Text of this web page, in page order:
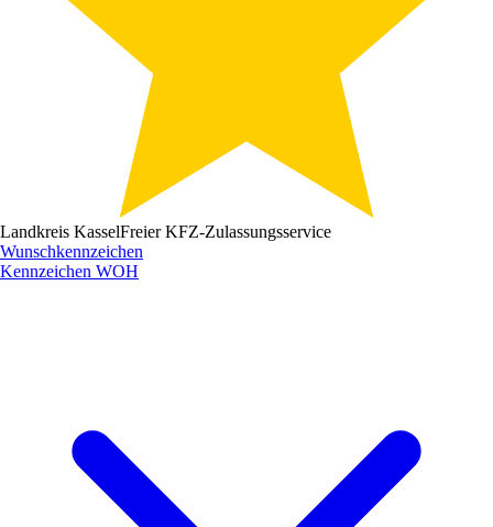
Landkreis KasselFreier KFZ-Zulassungsservice
Wunschkennzeichen
Kennzeichen WOH